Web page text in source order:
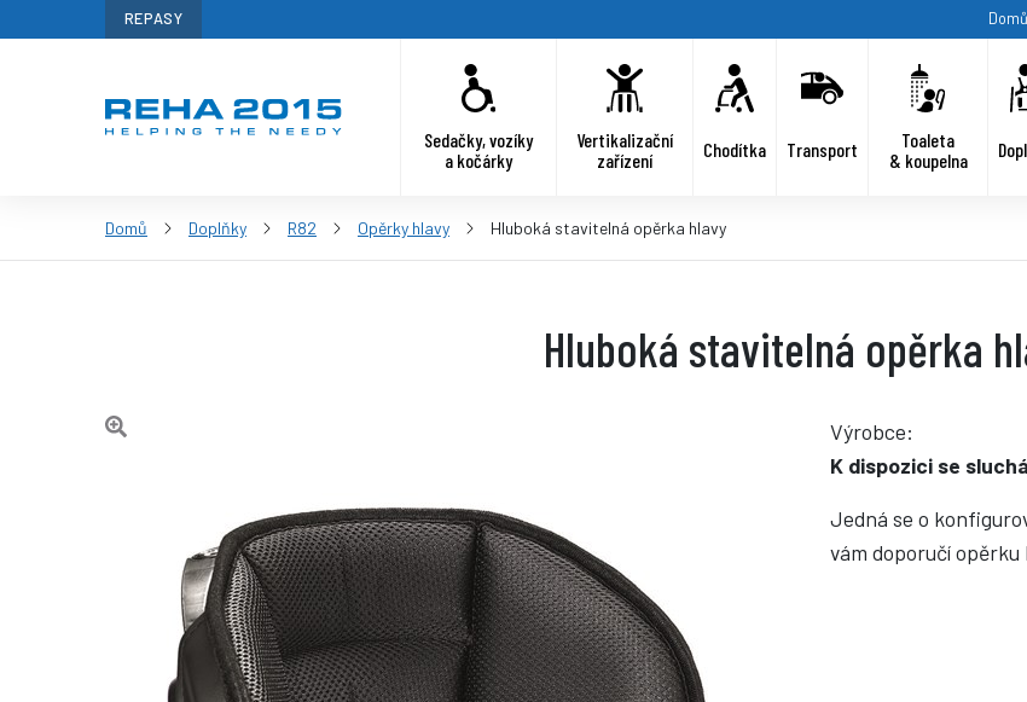
REPASY Domů
Sedačky, vozíky
a kočárky
Vertikalizační
zařízení
Chodítka Transport
Toaleta
& koupelna
Domů Doplňky R82 Opěrky hlavy Hluboká stavitelná opěrka hlavy
Hluboká stavitelná opěrka
Výrobce:
K dispozici se
Jedná se o
vám doporučí opěrku